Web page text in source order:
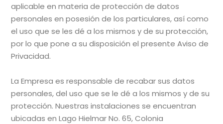
aplicable en materia de protección de datos
personales en posesión de los particulares, así como
el uso que se les dé a los mismos y de su protección,
por lo que pone a su disposición el presente Aviso de
Privacidad.
La Empresa es responsable de recabar sus datos
personales, del uso que se le dé a los mismos y de su
protección. Nuestras instalaciones se encuentran
ubicadas en Lago Hielmar No. 65, Colonia